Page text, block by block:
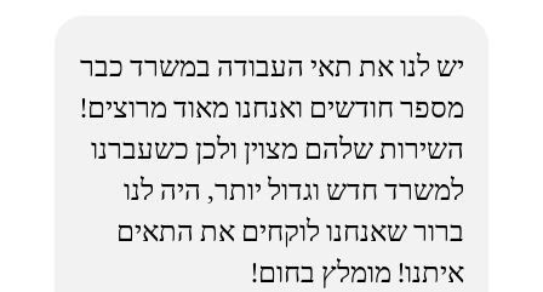
יש לנו את תאי העבודה במשרד כבר
מספר חודשים ואנחנו מאוד מרוצים!
השירות שלהם מצוין ולכן כשעברנו
למשרד חדש וגדול יותר, היה לנו
ברור שאנחנו לוקחים את התאים
איתנו! מומלץ בחום!